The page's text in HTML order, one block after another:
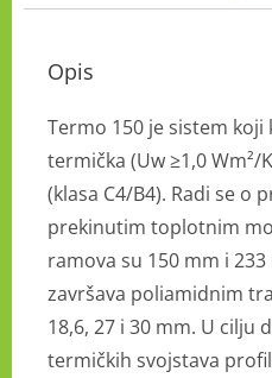
Opis
Termo 150 je sistem
termička (Uw ≥1,0 ​​Wm²/
(klasa C4/B4). Radi se o
prekinutim toplotnim
ramova su 150 mm i
završava poliamidnim
18,6, 27 i 30 mm. U cilju
termičkih svojstava